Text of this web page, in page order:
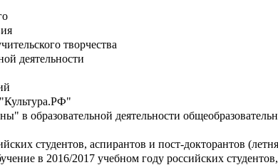
творчества
деятельности
в образовательной деятельности
студентов, аспирантов и пост-докторантов
в 2016/2017 учебном году российских